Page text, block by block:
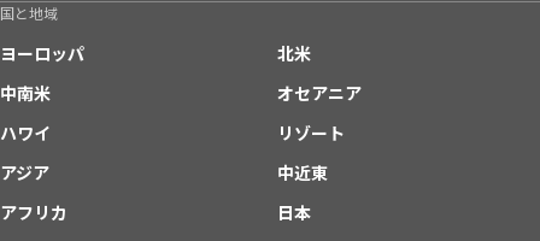
国と地域
ヨーロッパ
北米
中南米
オセアニア
ハワイ
リゾート
アジア
中近東
アフリカ
日本